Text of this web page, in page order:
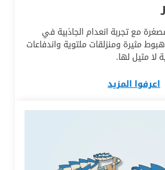
مع تجربة انعدام الجاذبية في
مثيرة ومنزلقات ملتوية واندفاعات
لا مثيل لها.
اعرفوا المزيد